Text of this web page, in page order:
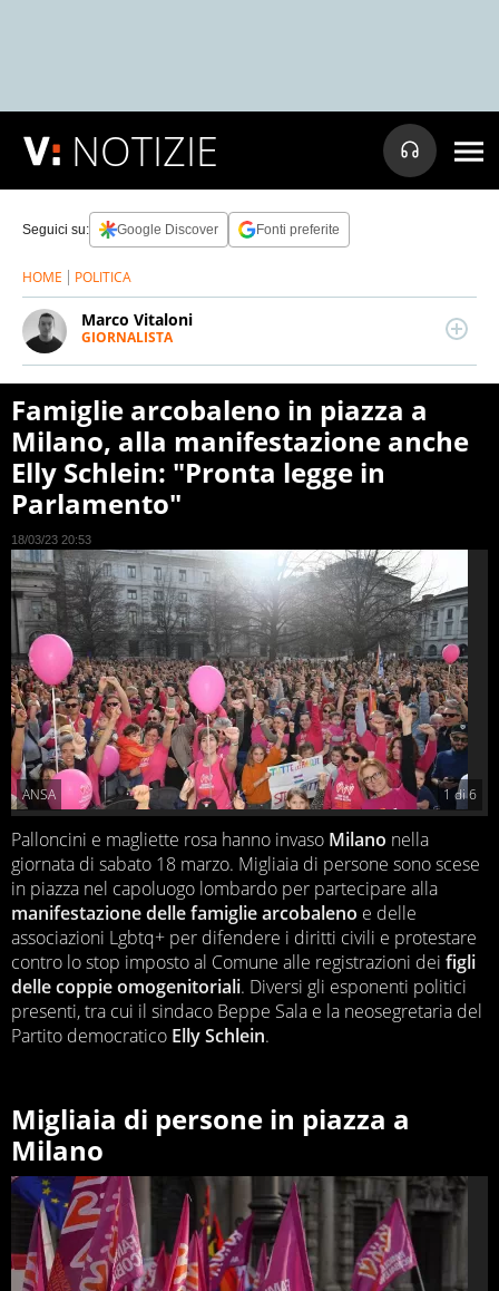
NOTIZIE
Seguici su: Google Discover Fonti preferite
HOME POLITICA
Marco Vitaloni
GIORNALISTA
quotidianamente di cronaca e attualità.
Marchigiano, studi in Comunicazione, collabora con
diverse realtà editoriali locali e nazionali.
Famiglie arcobaleno in piazza a
Milano, alla manifestazione anche
Elly Schlein: "Pronta legge in
Parlamento"
18/03/23 20:53
1di6
ANSA
Palloncini e magliette rosa hanno invaso Milano nella
giornata di sabato 18 marzo. Migliaia di persone sono scese
in piazza nel capoluogo lombardo per partecipare alla
manifestazione delle famiglie arcobaleno e delle
associazioni Lgbtq+ per difendere i diritti civili e protestare
contro lo stop imposto al Comune alle registrazioni dei figli
delle coppie omogenitoriali. Diversi gli esponenti politici
presenti, tra cui il sindaco Beppe Sala e la neosegretaria del
Partito democratico Elly Schlein.
Migliaia di persone in piazza a
Milano